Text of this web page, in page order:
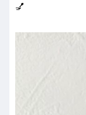
💅